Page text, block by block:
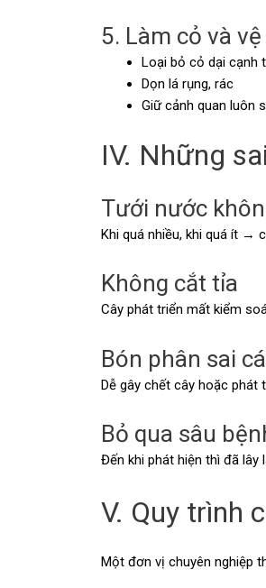
5. Làm cỏ và
Loại bỏ cỏ dại cạnh
Dọn lá rụng, rác
Giữ cảnh quan luôn
IV. Những
Tưới nước
Khi quá nhiều, khi quá ít →
Không cắt tỉa
Cây phát triển mất kiểm
Bón phân sai
Dễ gây chết cây hoặc phát
Bỏ qua sâu
Đến khi phát hiện thì đã lây
V. Quy trình
Một đơn vị chuyên nghiệp